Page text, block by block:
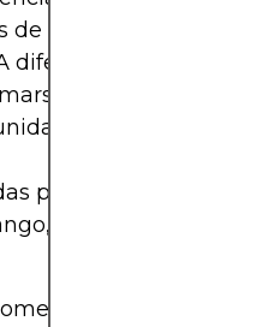
entrada y salida.
diferencia de las
los rangos a
comerciales
por parada pueden
limitando las
en rango un